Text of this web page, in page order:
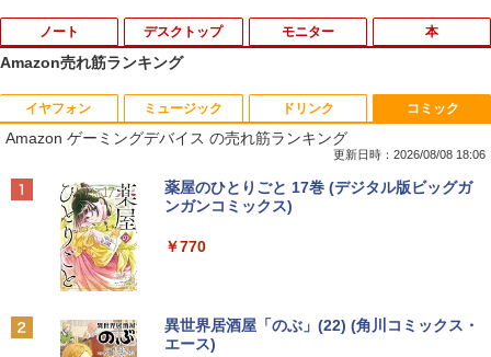
ノート
1
レビュー投稿 5年保証｜MS Office 2024
H&B 搭載｜中古 ノートパソコン Windo
ws11 Office付｜スペック Core i5 第7世
代 メモリ 8GB 大容量 HDD 500GB テン
キー DVDドライブ搭載 CD DVD 再生可
｜中古パソコン 中古ノートパソコン 中古
【★最大100%ポイント】【新生活応援・
デスクトップ モニター
1
モバイルモニター ミラーリング 高画質 1
0.1インチ IPS液晶 小型 LEDバックライ
ト モバイルディスプレイ ゲーミングモニ
ター デュアルディスプレイ スマホ Andr
oid iPhone iPad 1年保証 日本語説明書
送料無料
￥8,990
【楽天1位常連・超800冠獲得】黒/白 モ
ニター 21.5 / 23.8 / 24.5 / 27型 240Hz/2
本
1
2026年8月発売 予約 mini ミニ 2026年9
月号 ミルク M!LK MILK
￥5,180
￥1,650
Amazon売れ筋ランキング
イヤフォン
Anker Soundcore P40i オフホワイト
Anker Soundcore P31i ブラック
ミュージック
BRUCE WAYNE feat. Flo Milli, ATL Jacob
[Explicit]
￥250
BRUCE WAYNE feat. Flo Milli, ATL Jacob
[Explicit]
ドリンク
by Amazon 天然水 ラベルレス 500ml ×24本
富士山の天然水 バナジウム含有 水 ミネラル
ットル (Smart Basic)
【Amazon.co.jp限定】 い・ろ・は・す 2L P
コミック
Amazon ゲーミングデバイス の売れ筋ランキング
更新日時：2026/08/08 18:06
薬屋のひとりごと 17巻 (デジタル版ビッグガ
ンガンコミックス)
￥770
異世界居酒屋「のぶ」(22) (角川コミックス・
エース)